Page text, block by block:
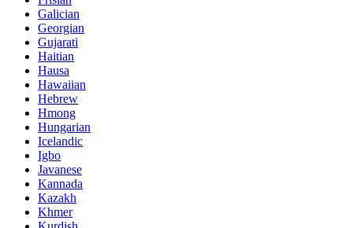
Galician
Georgian
Gujarati
Haitian
Hausa
Hawaiian
Hebrew
Hmong
Hungarian
Icelandic
Igbo
Javanese
Kannada
Kazakh
Khmer